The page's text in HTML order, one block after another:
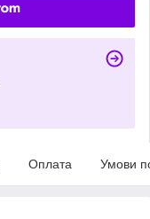
Оплата Умови